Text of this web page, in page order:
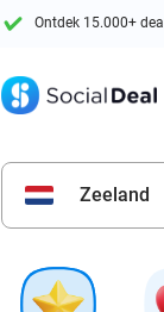
Ontdek 15.000+
Zeeland